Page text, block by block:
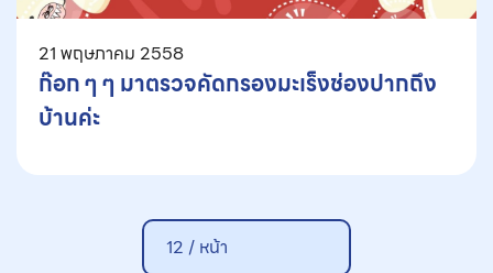
21 พฤษภาคม 2558
ก๊อก ๆ ๆ มาตรวจคัดกรองมะเร็งช่องปากถึง
บ้านค่ะ
12 / หน้า